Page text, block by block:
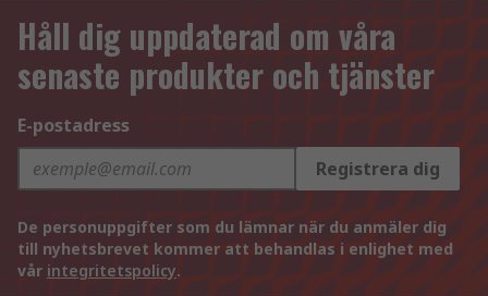
Håll dig uppdaterad om våra
senaste produkter och tjänster
E-postadress
Registrera dig
De personuppgifter som du lämnar när du anmäler dig
till nyhetsbrevet kommer att behandlas i enlighet med
vår integritetspolicy.